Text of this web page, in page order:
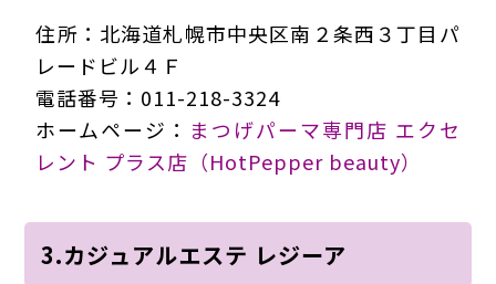
住所：北海道札幌市中央区南２条西３丁目パ
レードビル４Ｆ
電話番号：011-218-3324
ホームページ： まつげパーマ専門店 エクセ
レント プラス店（HotPepper beauty）
3.カジュアルエステ レジーア